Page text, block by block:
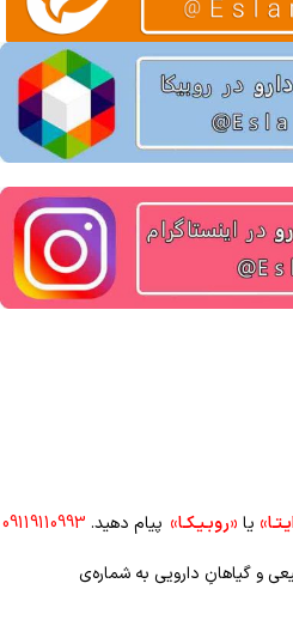
یا «روبـیـکـا» پیام دهید. 09119110993
گیاهانِ دارویی به شماره‌ی